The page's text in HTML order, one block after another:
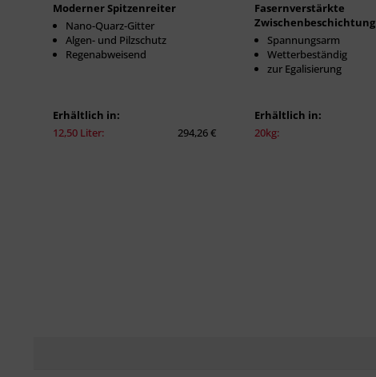
Moderner Spitzenreiter
Nano-Quarz-Gitter
Algen- und Pilzschutz
Regenabweisend
Erhältlich in:
12,50 Liter:
294,26 €
Fasernverstärkte
Zwischenbeschichtung
Spannungsarm
Wetterbeständig
zur Egalisierung
Erhältlich in:
20kg: